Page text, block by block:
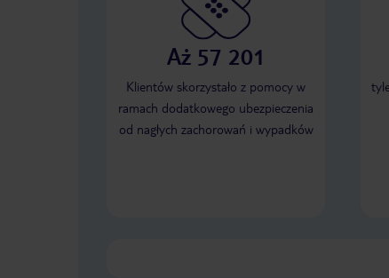
Aż 57 201
Klientów skorzystało z pomocy w
ramach dodatkowego ubezpieczenia
od nagłych zachorowań i wypadków